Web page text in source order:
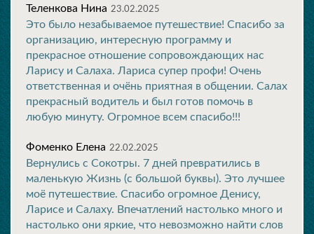
Теленкова Нина 23.02.2025
Это было незабываемое путешествие! Спасибо за
организацию, интересную программу и
прекрасное отношение сопровождающих нас
Ларису и Салаха. Лариса супер профи! Очень
ответственная и очёнь приятная в общении. Салах
прекрасный водитель и был готов помочь в
любую минуту. Огромное всем спасибо!!!
Фоменко Елена 22.02.2025
Вернулись с Сокотры. 7 дней превратились в
маленькую Жизнь (с большой буквы). Это лучшее
моё путешествие. Спасибо огромное Денису,
Ларисе и Салаху. Впечатлений настолько много и
настолько они яркие, что невозможно найти слов